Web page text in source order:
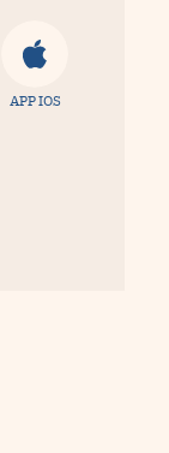
APP IOS